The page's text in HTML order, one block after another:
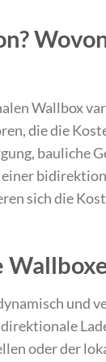
Wallbox
die die
bauliche
sich die
und
oder der